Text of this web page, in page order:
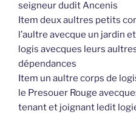
seigneur dudit Ancenis
Item deux aultres petits
l’aultre avecque un jardin
logis avecques leurs
dépendances
Item un aultre corps de
le Presouer Rouge
tenant et joignant ledit